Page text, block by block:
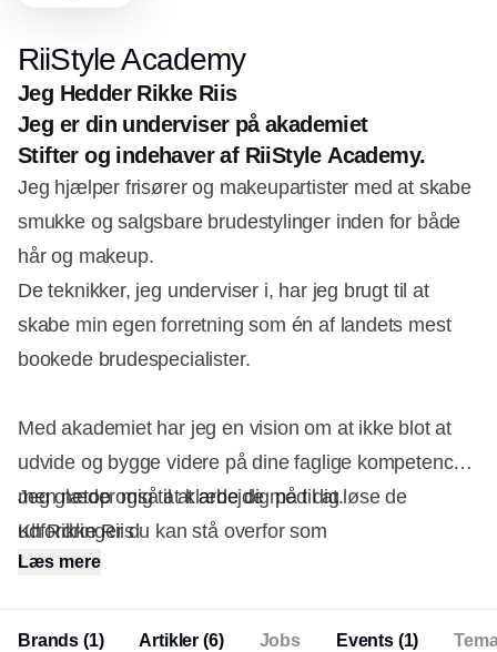
RiiStyle Academy
Jeg Hedder Rikke Riis
Jeg er din underviser på akademiet
Stifter og indehaver af RiiStyle Academy.
Jeg hjælper frisører og makeupartister med at skabe
smukke og salgsbare brudestylinger inden for både
hår og makeup.
De teknikker, jeg underviser i, har jeg brugt til at
skabe min egen forretning som én af landets mest
bookede brudespecialister.
Med akademiet har jeg en vision om at ikke blot at
udvide og bygge videre på dine faglige kompetencer
men netop også at klæde dig på til at løse de
udfordringer du kan stå overfor som
forretningsindehaver.
Jeg glæder mig til at arbejde med dig.
Kh Rikke Riis
Læs mere
Brands (1) Artikler (6) Jobs Events (1)